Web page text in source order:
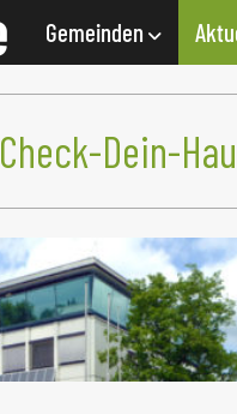
Gemeinden
Check-Dein-